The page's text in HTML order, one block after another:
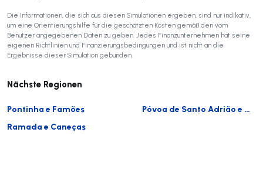
Die Informationen, die sich aus diesen Simulationen ergeben, sind nur indikativ,
um eine Orientierungshilfe für die geschätzten Kosten gemäß den vom
Benutzer angegebenen Daten zu geben. Jedes Finanzunternehmen hat seine
eigenen Richtlinien und Finanzierungsbedingungen und ist nicht an die
Ergebnisse dieser Simulation gebunden.
Nächste Regionen
Pontinha e Famões
Póvoa de Santo Adrião e Olival Basto
Ramada e Caneças